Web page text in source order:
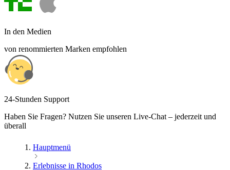
In den Medien
von renommierten Marken empfohlen
24-Stunden Support
Haben Sie Fragen? Nutzen Sie unseren Live-Chat – jederzeit und
überall
Hauptmenü
Erlebnisse in Rhodos